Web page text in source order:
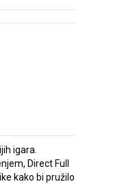
igara.
Direct Full
kako bi pružilo